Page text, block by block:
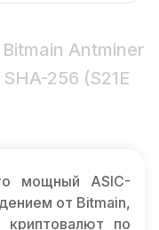
Antminer
256 (S21E
мощный ASIC-
от Bitmain,
криптовалют по